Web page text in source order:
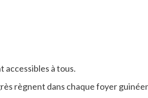
accessibles à tous.
règnent dans chaque foyer